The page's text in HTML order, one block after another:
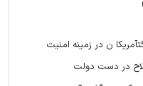
ن در زمینه امنیت
در دست دولت